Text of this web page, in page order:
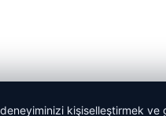
kişiselleştirmek